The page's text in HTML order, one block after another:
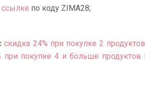
ссылке по коду ZIMA28;
скидка 24% при покупке 2
при покупке 4 и больше продуктов